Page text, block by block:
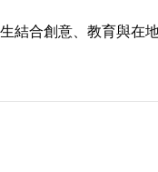
結合創意、教育與